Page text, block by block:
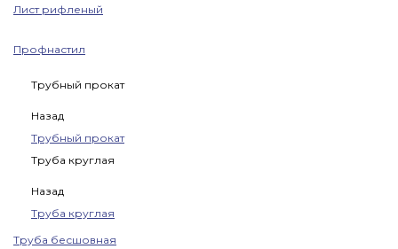
Лист рифленый
Профнастил
Трубный прокат
Назад
Трубный прокат
Труба круглая
Назад
Труба круглая
Труба бесшовная